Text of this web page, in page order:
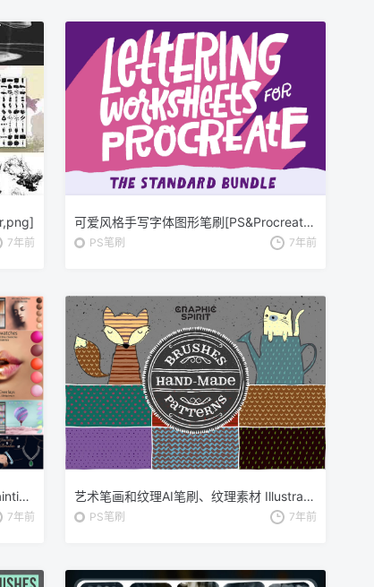
7年前
可爱风格手写字体图形笔刷[PS&Procreate] The Standard Bundle Pack
PS笔刷 7年前
数码人像绘画终极笔刷套件 Digital Painting Bundle
7年前
艺术笔画和纹理AI笔刷、纹理素材 Illustrator Brushes and Patterns Set
PS笔刷 7年前